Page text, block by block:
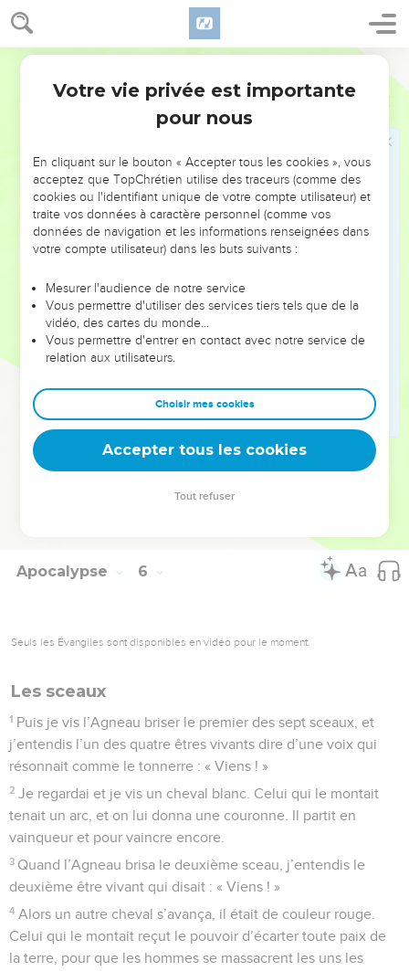
Apocalypse 5
9 Ils chantaient un chant nouveau : « Tu es digne de prendre
le livre et d’en briser les sceaux. Car tu as été mis à mort et,
tribu, de toute langue, de tout peuple et de toute nation.
Tu as fait d’eux un royaume de prêtres pour servir notre
Je regardai encore et j’entendis la voix d’une multitude
d’anges : il y en avait des milliers, des dizaines de milliers. Ils
se tenaient autour du trône, des êtres vivants et des anciens,
et ils chantaient d’une voix forte : « L’Agneau qui a été mis
sagesse et la force, l’honneur, la gloire et la louange ! »
J’entendis aussi toutes les créatures dans le ciel, sur la
terre, sous la terre et dans la mer – les créatures de l’univers
entier – qui chantaient : « A celui qui siège sur le trône et à
puissance pour toujours ! »
Les quatre êtres vivants répondaient : « Amen ! » Et les
anciens s’agenouillèrent et adorèrent.
© Société biblique française – Bibli’O, 1997, avec autorisation. Pour vous procurer
Apocalypse 6
Seuls les Évangiles sont disponibles en vidéo pour le moment.
Les sceaux
1 Puis je vis l’Agneau briser le premier des sept sceaux, et
j’entendis l’un des quatre êtres vivants dire d’une voix qui
résonnait comme le tonnerre : « Viens ! »
2 Je regardai et je vis un cheval blanc. Celui qui le montait
tenait un arc, et on lui donna une couronne. Il partit en
vainqueur et pour vaincre encore.
3 Quand l’Agneau brisa le deuxième sceau, j’entendis le
deuxième être vivant qui disait : « Viens ! »
4 Alors un autre cheval s’avança, il était de couleur rouge.
Celui qui le montait reçut le pouvoir d’écarter toute paix de
la terre, pour que les hommes se massacrent les uns les
Votre vie privée est importante
pour nous
En cliquant sur le bouton « Accepter tous les cookies », vous
acceptez que TopChrétien utilise des traceurs (comme des
cookies ou l'identifiant unique de votre compte utilisateur) et
traite vos données à caractère personnel (comme vos
données de navigation et les informations renseignées dans
votre compte utilisateur) dans les buts suivants :
Mesurer l'audience de notre service
Vous permettre d'utiliser des services tiers tels que de la
vidéo, des cartes du monde…
Vous permettre d'entrer en contact avec notre service de
relation aux utilisateurs.
Choisir mes cookies
Accepter tous les cookies
Tout refuser